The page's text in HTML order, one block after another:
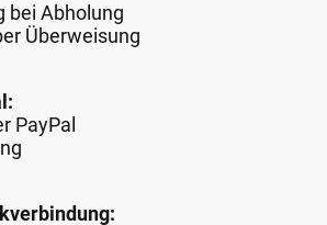
bei Abholung
Überweisung
PayPal